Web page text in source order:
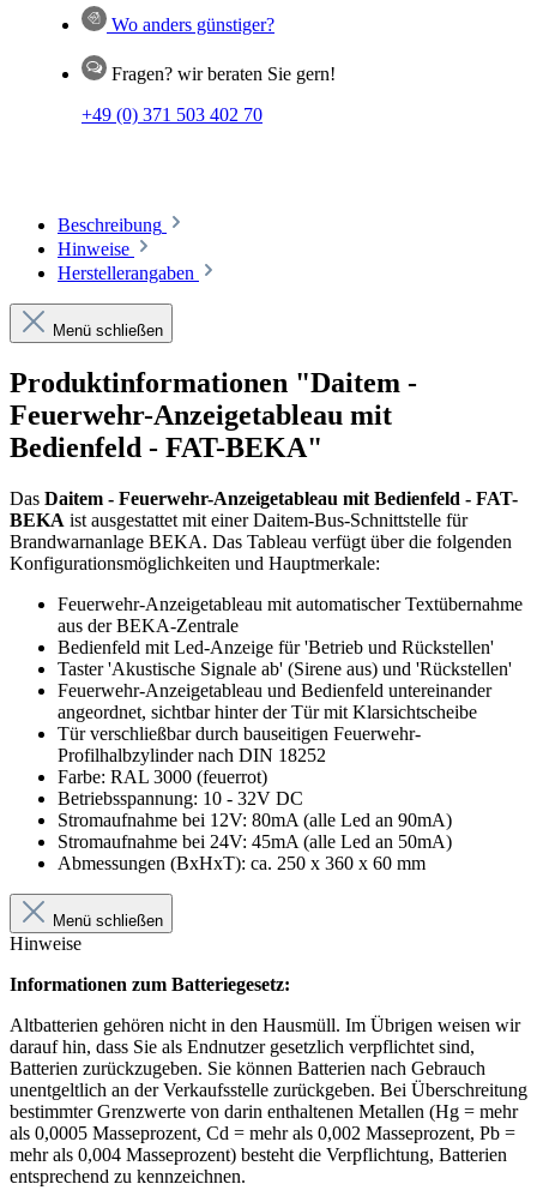
Wo anders günstiger?
Fragen? wir beraten Sie gern!
+49 (0) 371 503 402 70
Beschreibung
Hinweise
Herstellerangaben
Menü schließen
Produktinformationen "Daitem -
Feuerwehr-Anzeigetableau mit
Bedienfeld - FAT-BEKA"
Das Daitem - Feuerwehr-Anzeigetableau mit Bedienfeld - FAT-
BEKA ist ausgestattet mit einer Daitem-Bus-Schnittstelle für
Brandwarnanlage BEKA. Das Tableau verfügt über die folgenden
Konfigurationsmöglichkeiten und Hauptmerkale:
Feuerwehr-Anzeigetableau mit automatischer Textübernahme
aus der BEKA-Zentrale
Bedienfeld mit Led-Anzeige für 'Betrieb und Rückstellen'
Taster 'Akustische Signale ab' (Sirene aus) und 'Rückstellen'
Feuerwehr-Anzeigetableau und Bedienfeld untereinander
angeordnet, sichtbar hinter der Tür mit Klarsichtscheibe
Tür verschließbar durch bauseitigen Feuerwehr-
Profilhalbzylinder nach DIN 18252
Farbe: RAL 3000 (feuerrot)
Betriebsspannung: 10 - 32V DC
Stromaufnahme bei 12V: 80mA (alle Led an 90mA)
Stromaufnahme bei 24V: 45mA (alle Led an 50mA)
Abmessungen (BxHxT): ca. 250 x 360 x 60 mm
Menü schließen
Hinweise
Informationen zum Batteriegesetz:
Altbatterien gehören nicht in den Hausmüll. Im Übrigen weisen wir
darauf hin, dass Sie als Endnutzer gesetzlich verpflichtet sind,
Batterien zurückzugeben. Sie können Batterien nach Gebrauch
unentgeltlich an der Verkaufsstelle zurückgeben. Bei Überschreitung
bestimmter Grenzwerte von darin enthaltenen Metallen (Hg = mehr
als 0,0005 Masseprozent, Cd = mehr als 0,002 Masseprozent, Pb =
mehr als 0,004 Masseprozent) besteht die Verpflichtung, Batterien
entsprechend zu kennzeichnen.